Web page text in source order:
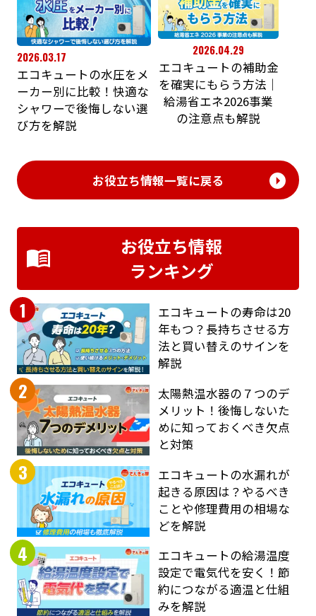
2026.03.17
エコキュートの水圧をメ
ーカー別に比較！快適な
シャワーで後悔しない選
び方を解説
2026.04.29
エコキュートの補助金
を確実にもらう方法｜
給湯省エネ2026事業
の注意点も解説
お役立ち情報一覧に戻る
お役立ち情報
ランキング
1
エコキュートの寿命は20
年もつ？長持ちさせる方
法と買い替えのサインを
解説
2
太陽熱温水器の７つのデ
メリット！後悔しないた
めに知っておくべき欠点
と対策
3
エコキュートの水漏れが
起きる原因は？やるべき
ことや修理費用の相場な
どを解説
4
エコキュートの給湯温度
設定で電気代を安く！節
約につながる適温と仕組
みを解説